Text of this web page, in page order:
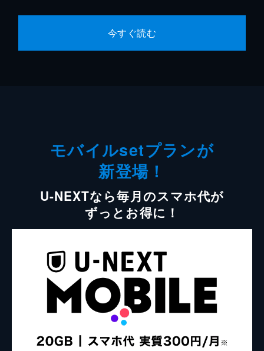
今すぐ読む
モバイルsetプランが
新登場！
U-NEXTなら毎月のスマホ代が
ずっとお得に！